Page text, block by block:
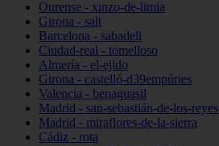
Ourense - xinzo-de-limia
Girona - salt
Barcelona - sabadell
Ciudad-real - tomelloso
Almería - el-ejido
Girona - castelló-d39empúries
Valencia - benaguasil
Madrid - san-sebastián-de-los-reyes
Madrid - miraflores-de-la-sierra
Cádiz - rota